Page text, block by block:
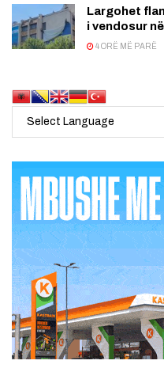
Largohet
i vendosur
4 ORË MË PARË